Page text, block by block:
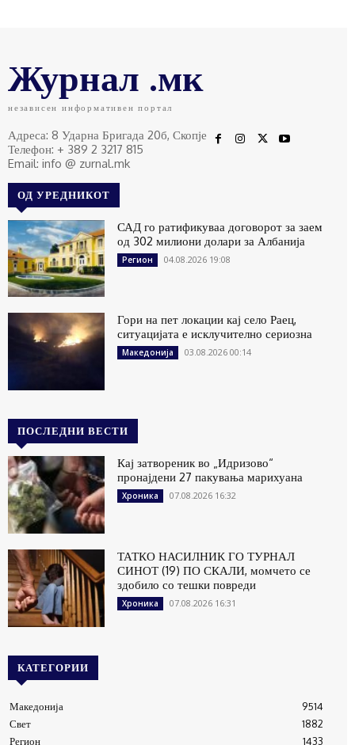
Журнал .мк
независен информативен портал
Адреса: 8 Ударна Бригада 20б, Скопје
Телефон: + 389 2 3217 815
Email: info @ zurnal.mk
ОД УРЕДНИКОТ
САД го ратификуваа договорот за заем
од 302 милиони долари за Албанија
Регион 04.08.2026 19:08
Гори на пет локации кај село Раец,
ситуацијата е исклучително сериозна
Македонија 03.08.2026 00:14
ПОСЛЕДНИ ВЕСТИ
Кај затвореник во „Идризово“
пронајдени 27 пакувања марихуана
Хроника 07.08.2026 16:32
ТАТКО НАСИЛНИК ГО ТУРНАЛ
СИНОТ (19) ПО СКАЛИ, момчето се
здобило со тешки повреди
Хроника 07.08.2026 16:31
КАТЕГОРИИ
Македонија
9514
Свет
1882
Регион
1433